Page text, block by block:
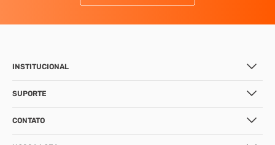
INSTITUCIONAL
SUPORTE
CONTATO